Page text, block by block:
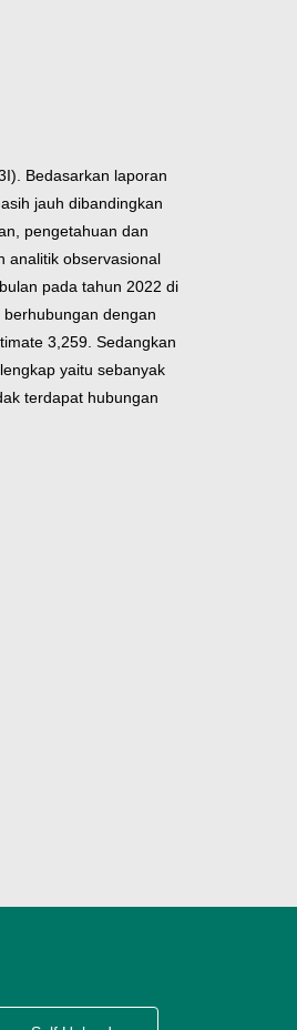
Bedasarkan laporan
jauh dibandingkan
pengetahuan dan
analitik observasional
pada tahun 2022 di
dengan
3,259. Sedangkan
yaitu sebanyak
terdapat hubungan